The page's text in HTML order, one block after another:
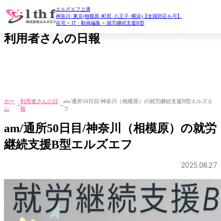
エルズエフ上溝
神奈川･東京(相模原･町田･八王子･横浜)【全国対応も可】
在宅 × IT・動画編集 × 就労継続支援B型
daily report
利用者さんの日報
ホー
ム
利用者さんの日
報
am/通所50日目/神奈川（相模原）の就労継続支援B型エルズエ
フ
am/通所50日目/神奈川（相模原）の就労
継続支援B型エルズエフ
2025.08.27